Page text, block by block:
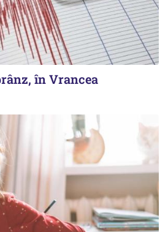
în Vrancea